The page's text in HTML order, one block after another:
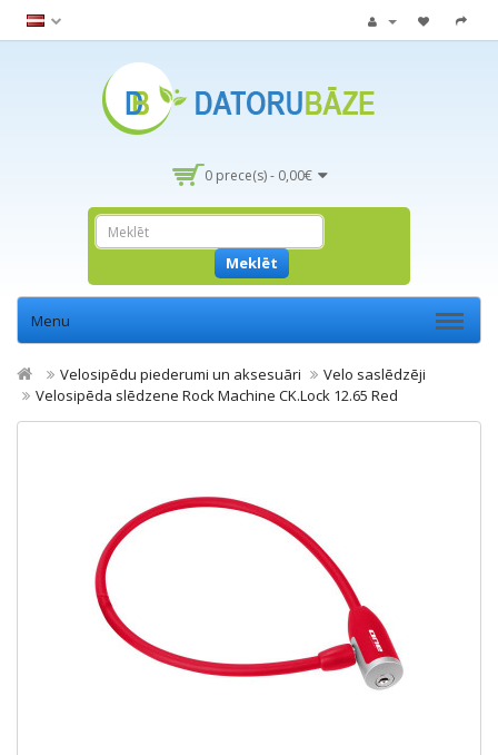
0 prece(s) - 0,00€
Meklēt
Menu
Velosipēdu piederumi un aksesuāri
Velo saslēdzēji
Velosipēda slēdzene Rock Machine CK.Lock 12.65 Red